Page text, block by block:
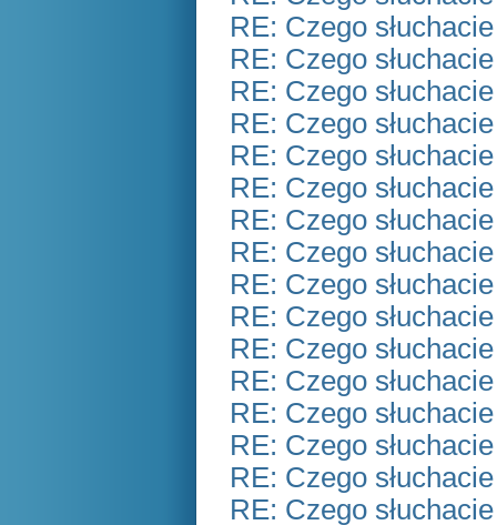
RE: Czego
RE: Czego
RE: Czego
RE: Czego
RE: Czego
RE: Czego
RE: Czego
RE: Czego
RE: Czego
RE: Czego
RE: Czego
RE: Czego
RE: Czego
RE: Czego
RE: Czego
RE: Czego